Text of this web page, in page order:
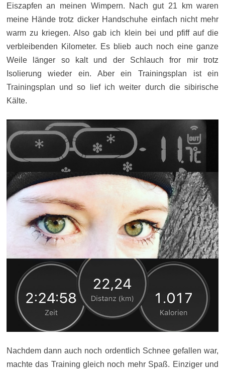
Eiszapfen an meinen Wimpern. Nach gut 21 km waren
meine Hände trotz dicker Handschuhe einfach nicht mehr
warm zu kriegen. Also gab ich klein bei und pfiff auf die
verbleibenden Kilometer. Es blieb auch noch eine ganze
Weile länger so kalt und der Schlauch fror mir trotz
Isolierung wieder ein. Aber ein Trainingsplan ist ein
Trainingsplan und so lief ich weiter durch die sibirische
Kälte.
Nachdem dann auch noch ordentlich Schnee gefallen war,
machte das Training gleich noch mehr Spaß. Einziger und